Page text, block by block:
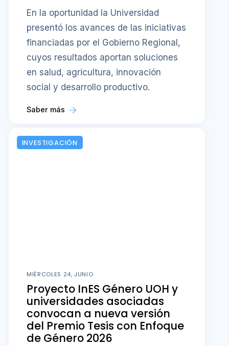
En la oportunidad la Universidad
presentó los avances de las iniciativas
financiadas por el Gobierno Regional,
cuyos resultados aportan soluciones
en salud, agricultura, innovación
social y desarrollo productivo.
Saber más
INVESTIGACIÓN
MIÉRCOLES 24, JUNIO
Proyecto InES Género UOH y
universidades asociadas
convocan a nueva versión
del Premio Tesis con Enfoque
de Género 2026